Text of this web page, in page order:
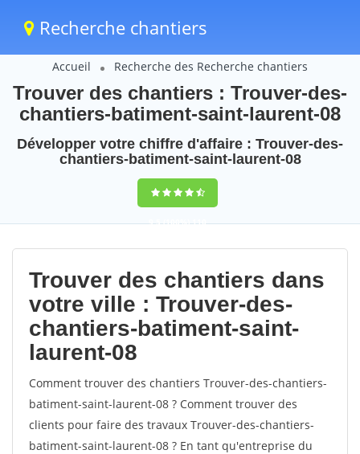
Recherche chantiers
Accueil Recherche des Recherche chantiers
Trouver des chantiers : Trouver-des-
chantiers-batiment-saint-laurent-08
Développer votre chiffre d'affaire : Trouver-des-
chantiers-batiment-saint-laurent-08
9,5(100%)110
votes
Trouver des chantiers dans
votre ville : Trouver-des-
chantiers-batiment-saint-
laurent-08
Comment trouver des chantiers Trouver-des-chantiers-
batiment-saint-laurent-08 ? Comment trouver des
clients pour faire des travaux Trouver-des-chantiers-
batiment-saint-laurent-08 ? En tant qu'entreprise du